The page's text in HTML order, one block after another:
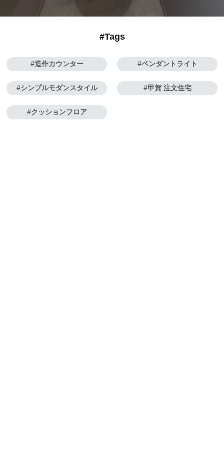
#Tags
造作カウンター ペンダントライト
シンプルモダンスタイル 甲賀 注文住宅
クッションフロア